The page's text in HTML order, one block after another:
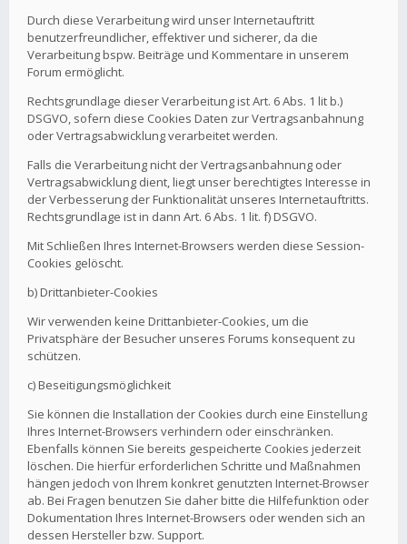
Durch diese Verarbeitung wird unser Internetauftritt
benutzerfreundlicher, effektiver und sicherer, da die
Verarbeitung bspw. Beiträge und Kommentare in unserem
Forum ermöglicht.
Rechtsgrundlage dieser Verarbeitung ist Art. 6 Abs. 1 lit b.)
DSGVO, sofern diese Cookies Daten zur Vertragsanbahnung
oder Vertragsabwicklung verarbeitet werden.
Falls die Verarbeitung nicht der Vertragsanbahnung oder
Vertragsabwicklung dient, liegt unser berechtigtes Interesse in
der Verbesserung der Funktionalität unseres Internetauftritts.
Rechtsgrundlage ist in dann Art. 6 Abs. 1 lit. f) DSGVO.
Mit Schließen Ihres Internet-Browsers werden diese Session-
Cookies gelöscht.
b) Drittanbieter-Cookies
Wir verwenden keine Drittanbieter-Cookies, um die
Privatsphäre der Besucher unseres Forums konsequent zu
schützen.
c) Beseitigungsmöglichkeit
Sie können die Installation der Cookies durch eine Einstellung
Ihres Internet-Browsers verhindern oder einschränken.
Ebenfalls können Sie bereits gespeicherte Cookies jederzeit
löschen. Die hierfür erforderlichen Schritte und Maßnahmen
hängen jedoch von Ihrem konkret genutzten Internet-Browser
ab. Bei Fragen benutzen Sie daher bitte die Hilfefunktion oder
Dokumentation Ihres Internet-Browsers oder wenden sich an
dessen Hersteller bzw. Support.